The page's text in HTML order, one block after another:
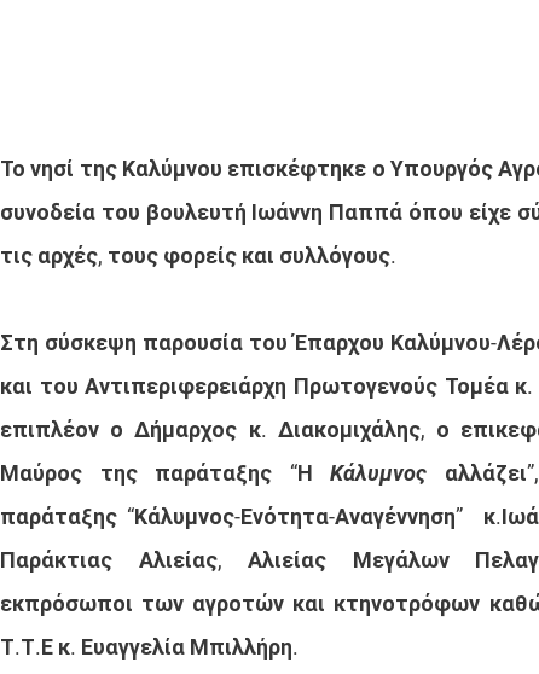
Το νησί της Καλύμνου επισκέφτηκε ο Υπουργός
συνοδεία του βουλευτή Ιωάννη Παππά όπου είχε
τις αρχές, τους φορείς και συλλόγους.
Στη σύσκεψη παρουσία του Έπαρχου Καλύμνου-
και του Αντιπεριφερειάρχη Πρωτογενούς Τομέα
επιπλέον ο Δήμαρχος κ. Διακομιχάλης, ο
Μαύρος της παράταξης “Η Κάλυμνος
παράταξης “Κάλυμνος-Ενότητα-Αναγέννηση”
Παράκτιας Αλιείας, Αλιείας Μεγάλων
εκπρόσωποι των αγροτών και κτηνοτρόφων
Τ.Τ.Ε κ. Ευαγγελία Μπιλλήρη.